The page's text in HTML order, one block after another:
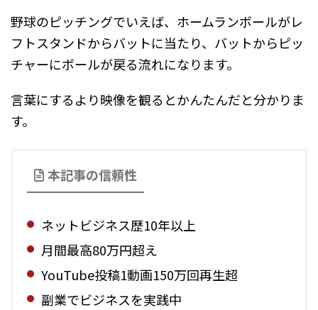
野球のピッチングでいえば、ホームランボールがレ
フトスタンドからバットに当たり、バットからピッ
チャーにボールが戻る流れになります。
言葉にするより映像を観るとかんたんだと分かりま
す。
本記事の信頼性
ネットビジネス歴10年以上
月間最高80万円超え
YouTube投稿1動画150万回再生超
副業でビジネスを実践中